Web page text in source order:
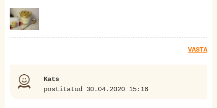
VASTA
Kats
postitatud 30.04.2020 15:16